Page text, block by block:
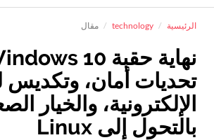
الرئيسية technology مقال
تحديات أمان، وتكديس
الإلكترونية، والخيار
بالتحول إلى Linux